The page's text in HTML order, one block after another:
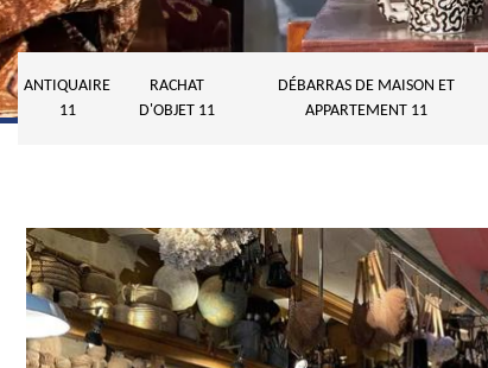
ANTIQUAIRE
11
RACHAT
D'OBJET 11
DÉBARRAS DE MAISON ET
APPARTEMENT 11